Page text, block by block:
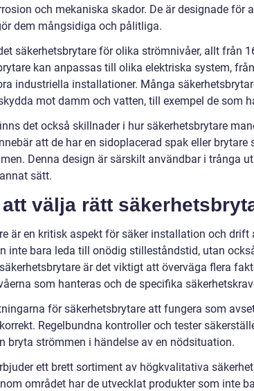
och mekaniska skador. De är designade för
dem mångsidiga och pålitliga.
säkerhetsbrytare för olika strömnivåer, allt från
kan anpassas till olika elektriska system,
industriella installationer. Många
mot damm och vatten, till exempel de som
det också skillnader i hur säkerhetsbrytare
att de har en sidoplacerad spak eller brytare
Denna design är särskilt användbar i trånga
sätt.
välja rätt
är en kritisk aspekt för säker installation och drift
inte bara leda till onödig stilleståndstid, utan
är det viktigt att överväga flera
som hanteras och de specifika
för säkerhetsbrytare att fungera som
Regelbundna kontroller och tester
bryta strömmen i händelse av en nödsituation.
ett brett sortiment av högkvalitativa
området har de utvecklat produkter som inte